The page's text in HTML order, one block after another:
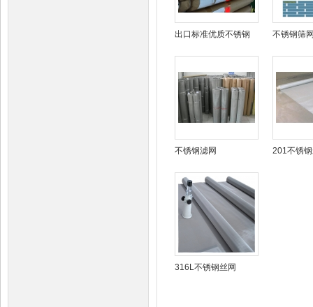
出口标准优质不锈钢
不锈钢筛
不锈钢滤网 201不锈
316L不锈钢丝网